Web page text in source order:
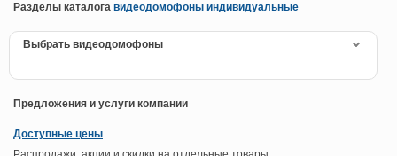
Разделы каталога видеодомофоны индивидуальные
Выбрать видеодомофоны
Предложения и услуги компании
Доступные цены